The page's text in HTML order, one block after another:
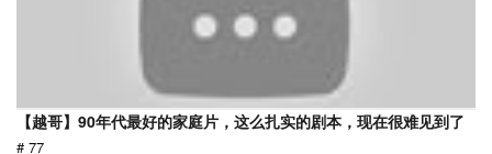
【越哥】90年代最好的家庭片，这么扎实的剧本，现在很难见到了
# 77